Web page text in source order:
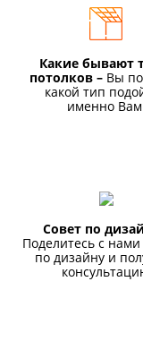
Какие бывают
потолков –Вы
какой тип
именно
Совет по
Поделитесь с
по дизайну и